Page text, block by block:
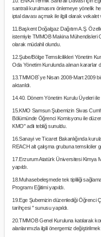
santrali kurulmasını önlemeye yönelik
iptal davası açmak ile ilgili olarak vekalet
11.Başkent Doğalgaz Dağıtım A.Ş.
istemiyle TMMOB Makina Mühendisleri
olarak müdahil olundu.
12.Şube/Bölge Temsilcilikleri Yönetim
Oda Yönetim Kurulunda alınan kararlar
13.TMMOB`ye Nisan 2008-Mart 2009
aktarıldı.
14.40. Dönem Yönetim Kurulu Üyeleri ile
15.KMO Samsun Şubemizin Sivas
Bölümünde Öğrenci Komisyonu ile
KMO" adlı tebliğ sunuldu.
16.Sanayi ve Ticaret Bakanlığında
REACH alt çalışma grubuna temsilciler
17.Erzurum Atatürk Üniversitesi Kimya
yapıldı.
18.Muhasebeleşmede tek tipliliği
Programı Eğitimi yapıldı.
19.Ege Şubemizin düzenlediği Öğrenci
tarihçesi " sunusu yapıldı.
20.TMMOB Genel Kuruluna katılarak
alanlarımızla ilgili önergemiz